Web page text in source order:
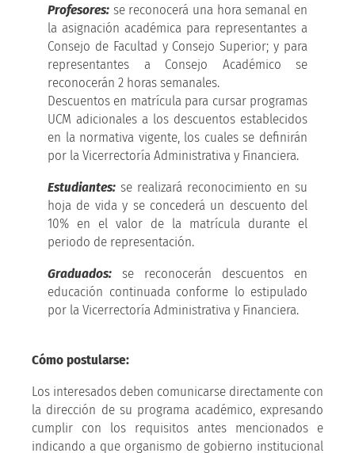
Profesores: se reconocerá una hora semanal en
la asignación académica para representantes a
Consejo de Facultad y Consejo Superior; y para
representantes a Consejo Académico se
reconocerán 2 horas semanales.
Descuentos en matrícula para cursar programas
UCM adicionales a los descuentos establecidos
en la normativa vigente, los cuales se definirán
por la Vicerrectoría Administrativa y Financiera.
Estudiantes: se realizará reconocimiento en su
hoja de vida y se concederá un descuento del
10% en el valor de la matrícula durante el
periodo de representación.
Graduados: se reconocerán descuentos en
educación continuada conforme lo estipulado
por la Vicerrectoría Administrativa y Financiera.
Cómo postularse:
Los interesados deben comunicarse directamente con
la dirección de su programa académico, expresando
cumplir con los requisitos antes mencionados e
indicando a que organismo de gobierno institucional